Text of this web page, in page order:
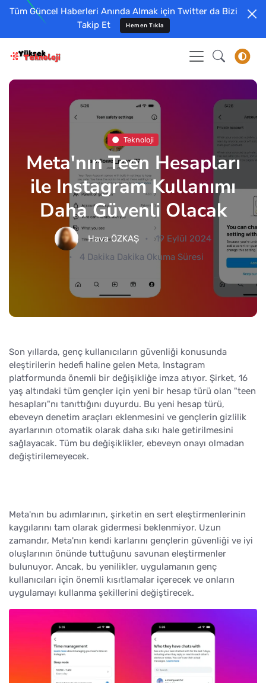
Tüm Güncel Haberleri Anında Almak için Twitter da Bizi
Takip Et
Hemen Tıkla
Teknoloji
Meta'nın Teen Hesapları
ile Instagram Kullanımı
Daha Güvenli Olacak
Hava ÖZKAŞ
19 Eylül 2024
4 Dakika Dakika Okuma Süresi
Son yıllarda, genç kullanıcıların güvenliği konusunda
eleştirilerin hedefi haline gelen Meta, Instagram
platformunda önemli bir değişikliğe imza atıyor. Şirket, 16
yaş altındaki tüm gençler için yeni bir hesap türü olan "teen
hesapları"nı tanıttığını duyurdu. Bu yeni hesap türü,
ebeveyn denetim araçları eklenmesini ve gençlerin gizlilik
ayarlarının otomatik olarak daha sıkı hale getirilmesini
sağlayacak. Tüm bu değişiklikler, ebeveyn onayı olmadan
değiştirilemeyecek.
Meta'nın bu adımlarının, şirketin en sert eleştirmenlerinin
kaygılarını tam olarak gidermesi beklenmiyor. Uzun
zamandır, Meta'nın kendi karlarını gençlerin güvenliği ve iyi
oluşlarının önünde tuttuğunu savunan eleştirmenler
bulunuyor. Ancak, bu yenilikler, uygulamanın genç
kullanıcıları için önemli kısıtlamalar içerecek ve onların
uygulamayı kullanma şekillerini değiştirecek.